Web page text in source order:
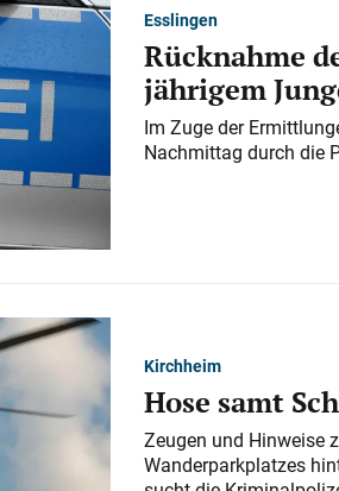
Esslingen
Rücknahme
jährigem
Im Zuge der
Nachmittag durch die
Kirchheim
Hose samt
Zeugen und Hinweise
Wanderparkplatzes